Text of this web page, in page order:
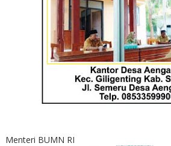
Menteri BUMN RI